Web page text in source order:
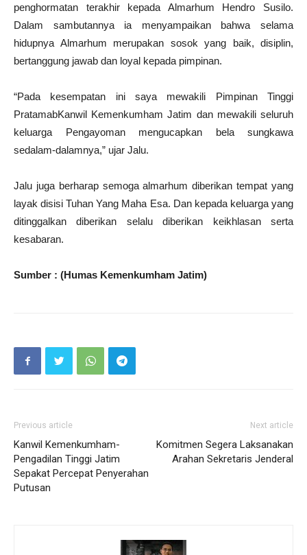
penghormatan terakhir kepada Almarhum Hendro Susilo.
Dalam sambutannya ia menyampaikan bahwa selama
hidupnya Almarhum merupakan sosok yang baik, disiplin,
bertanggung jawab dan loyal kepada pimpinan.
“Pada kesempatan ini saya mewakili Pimpinan Tinggi
PratamabKanwil Kemenkumham Jatim dan mewakili seluruh
keluarga Pengayoman mengucapkan bela sungkawa
sedalam-dalamnya,” ujar Jalu.
Jalu juga berharap semoga almarhum diberikan tempat yang
layak disisi Tuhan Yang Maha Esa. Dan kepada keluarga yang
ditinggalkan diberikan selalu diberikan keikhlasan serta
kesabaran.
Sumber : (Humas Kemenkumham Jatim)
Previous article
Kanwil Kemenkumham-
Pengadilan Tinggi Jatim
Sepakat Percepat Penyerahan
Putusan
Next article
Komitmen Segera Laksanakan
Arahan Sekretaris Jenderal